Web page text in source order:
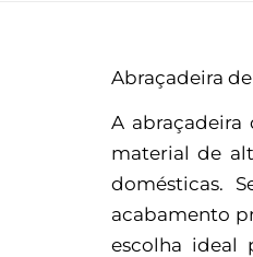
Abraçadeira
A
material de
domésticas.
acabamento
escolha ideal